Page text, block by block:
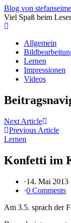
Blog von
Viel Spaß beim
Allgemein
Lernen
Impressionen
Videos
Next Article
Previous Article
Lernen
Konfetti im
·14. Mai 2013
·0 Comments
Am 3.5. sprach der